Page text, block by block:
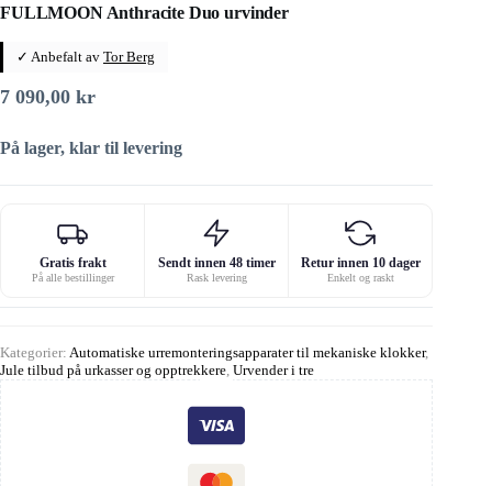
FULLMOON Anthracite Duo urvinder
✓ Anbefalt av Tor Berg
7 090,00 kr
På lager, klar til levering
Gratis frakt
På alle bestillinger
Sendt innen 48 timer
Rask levering
Retur innen 10 dager
Enkelt og raskt
Kategorier: Automatiske urremonteringsapparater til mekaniske klokker,
Jule tilbud på urkasser og opptrekkere Urvender i tre